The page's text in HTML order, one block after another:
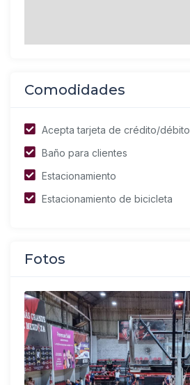
Comodidades
Acepta tarjeta de crédito/débito
Baño para clientes
Estacionamiento
Estacionamiento de bicicleta
Fotos